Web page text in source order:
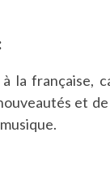
la française,
et